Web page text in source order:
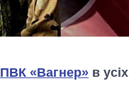
ПВК «Вагнер» в усіх